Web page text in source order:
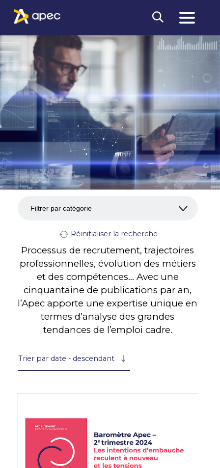
Réinitialiser la recherche
Processus de recrutement, trajectoires
professionnelles, évolution des métiers
et des compétences… Avec une
cinquantaine de publications par an,
l’Apec apporte une expertise unique en
termes d’analyse des grandes
tendances de l’emploi cadre.